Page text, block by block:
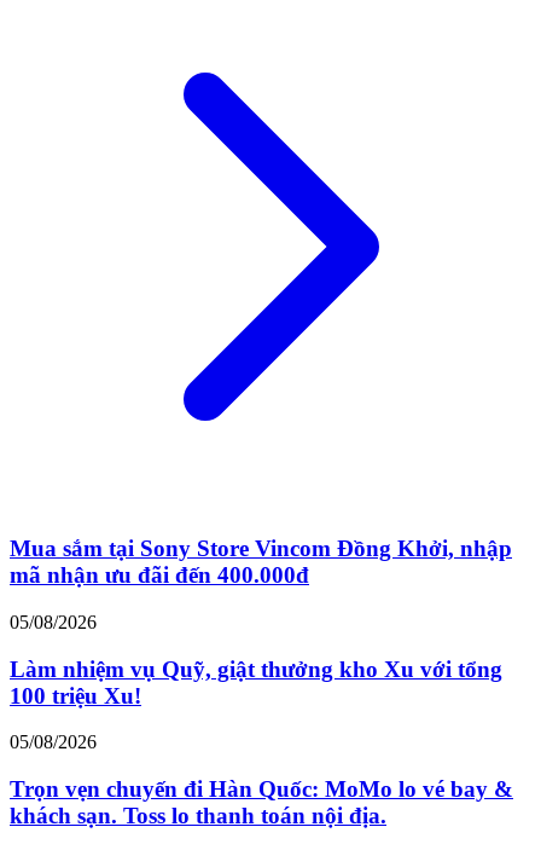
Mua sắm tại Sony Store Vincom Đồng Khởi, nhập
mã nhận ưu đãi đến 400.000đ
05/08/2026
Làm nhiệm vụ Quỹ, giật thưởng kho Xu với tổng
100 triệu Xu!
05/08/2026
Trọn vẹn chuyến đi Hàn Quốc: MoMo lo vé bay &
khách sạn. Toss lo thanh toán nội địa.